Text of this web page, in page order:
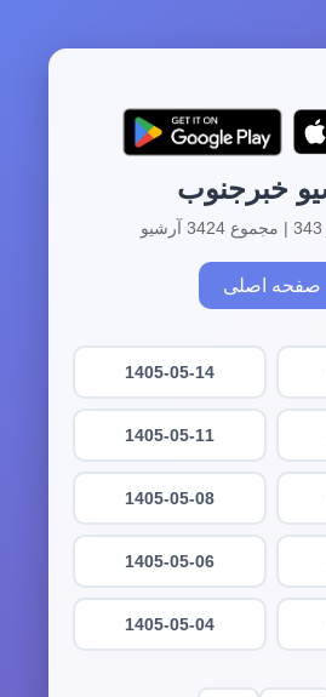
خبرجنوب
صفحه اصلی
1405-05-14
1405-05-11
1405-05-08
1405-05-06
1405-05-04